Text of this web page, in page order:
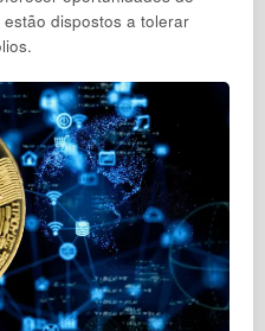
dispostos a tolerar